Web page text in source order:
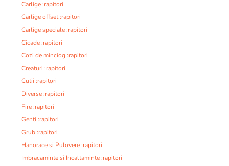
Carlige :rapitori
Carlige offset :rapitori
Carlige speciale :rapitori
Cicade :rapitori
Cozi de minciog :rapitori
Creaturi :rapitori
Cutii :rapitori
Diverse :rapitori
Fire :rapitori
Genti :rapitori
Grub :rapitori
Hanorace si Pulovere :rapitori
Imbracaminte si Incaltaminte :rapitori